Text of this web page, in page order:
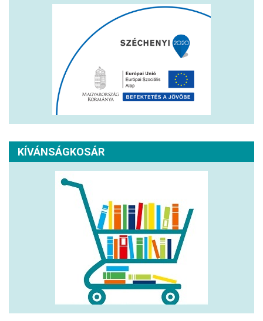
KÍVÁNSÁGKOSÁR